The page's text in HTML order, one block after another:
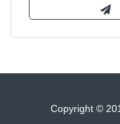
Copyright ©